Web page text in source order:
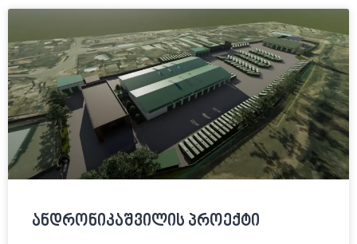
ანდრონიკაშვილის პროექტი